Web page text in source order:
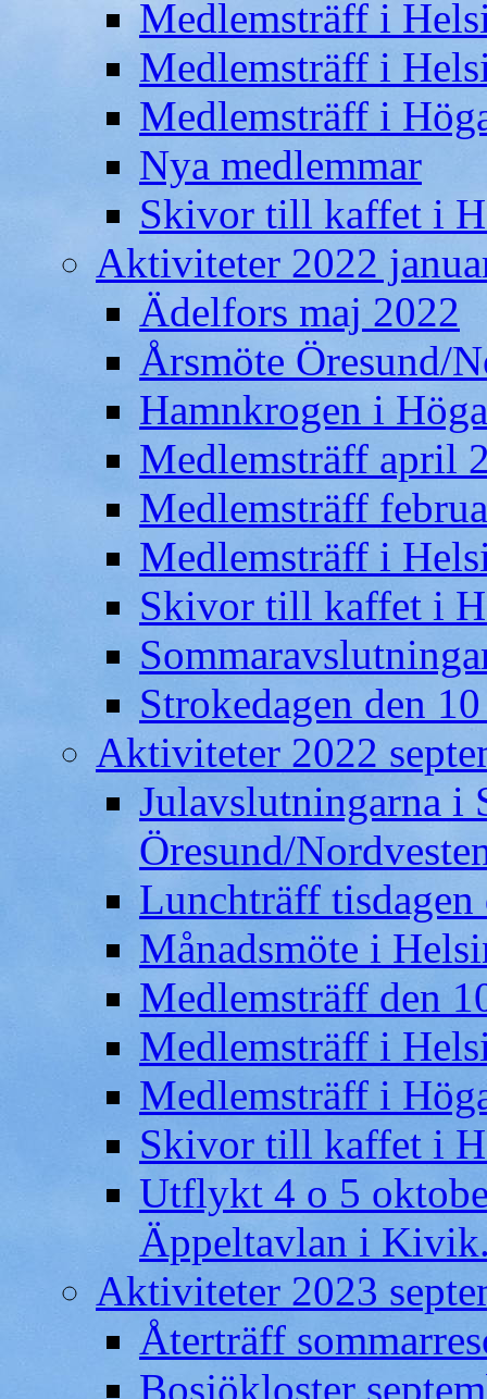
Medlemsträff i
Medlemsträff i
Medlemsträff i
Nya medlemmar
Skivor till kaffet i
Aktiviteter 2022
Ädelfors maj 2022
Årsmöte Öresund/
Hamnkrogen i
Medlemsträff april
Medlemsträff
Medlemsträff i
Skivor till kaffet i
Strokedagen den
Aktiviteter 2022
Julavslutningarna i
Öresund/
Lunchträff
Månadsmöte i
Medlemsträff den
Medlemsträff i
Medlemsträff i
Skivor till kaffet i
Utflykt 4 o 5
Äppeltavlan i
Aktiviteter 2023
Återträff
Bosjökloster